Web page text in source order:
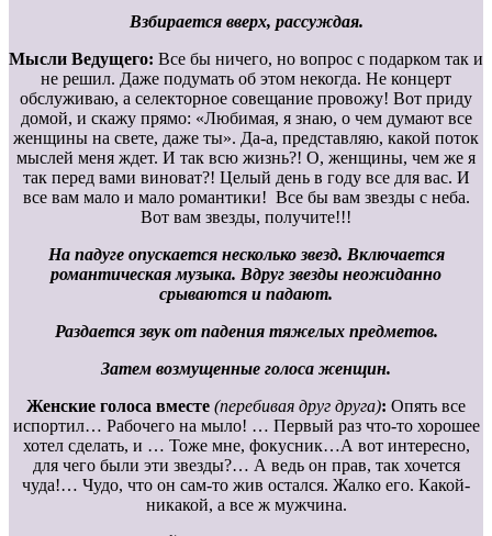
Взбирается вверх, рассуждая.
Мысли Ведущего: Все бы ничего, но вопрос с подарком так и
не решил. Даже подумать об этом некогда. Не концерт
обслуживаю, а селекторное совещание провожу! Вот приду
домой, и скажу прямо: «Любимая, я знаю, о чем думают все
женщины на свете, даже ты». Да-а, представляю, какой поток
мыслей меня ждет. И так всю жизнь?! О, женщины, чем же я
так перед вами виноват?! Целый день в году все для вас. И
все вам мало и мало романтики! Все бы вам звезды с неба.
Вот вам звезды, получите!!!
На падуге опускается несколько звезд. Включается
романтическая музыка. Вдруг звезды неожиданно
срываются и падают.
Раздается звук от падения тяжелых предметов.
Затем возмущенные голоса женщин.
Женские голоса вместе (перебивая друг друга): Опять все
испортил… Рабочего на мыло! … Первый раз что-то хорошее
хотел сделать, и … Тоже мне, фокусник…А вот интересно,
для чего были эти звезды?… А ведь он прав, так хочется
чуда!… Чудо, что он сам-то жив остался. Жалко его. Какой-
никакой, а все ж мужчина.